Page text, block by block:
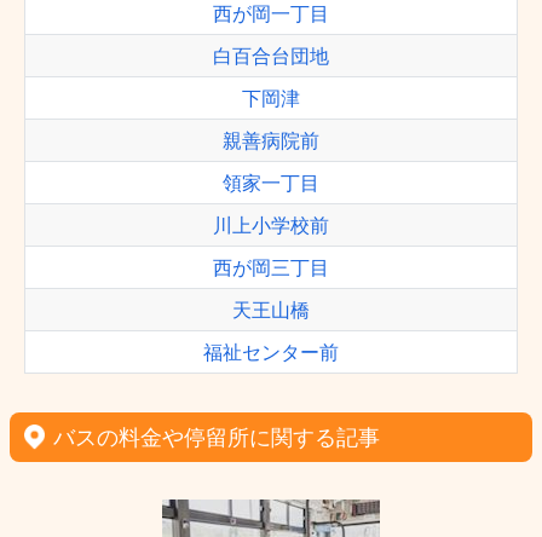
西が岡一丁目
白百合台団地
下岡津
親善病院前
領家一丁目
川上小学校前
西が岡三丁目
天王山橋
福祉センター前
バスの料金や停留所に関する記事